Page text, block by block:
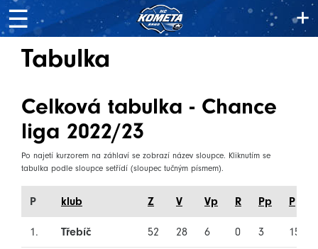
☰
+
Tabulka
Celková tabulka - Chance
liga 2022/23
Po najetí kurzorem na záhlaví se zobrazí název sloupce. Kliknutím se
tabulka podle sloupce setřídí (sloupec tučným písmem).
P klub Z V Vp R Pp P
1. Třebíč 52 28 6 0 3 15